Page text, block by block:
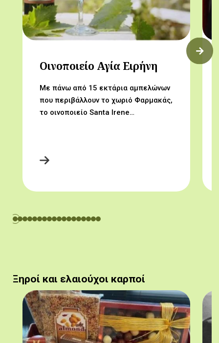
Οινοποιείο Αγία Ειρήνη
Με πάνω από 15 εκτάρια αμπελώνων
που περιβάλλουν το χωριό Φαρμακάς,
το οινοποιείο Santa Irene…
Ξηροί και ελαιούχοι καρποί